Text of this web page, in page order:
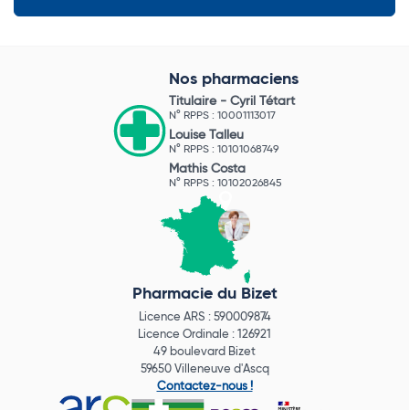
Nos pharmaciens
Titulaire - Cyril Tétart
N° RPPS : 10001113017
Louise Talleu
N° RPPS : 10101068749
Mathis Costa
N° RPPS : 10102026845
Pharmacie du Bizet
Licence ARS : 590009874
Licence Ordinale : 126921
49 boulevard Bizet
59650 Villeneuve d'Ascq
Contactez-nous !